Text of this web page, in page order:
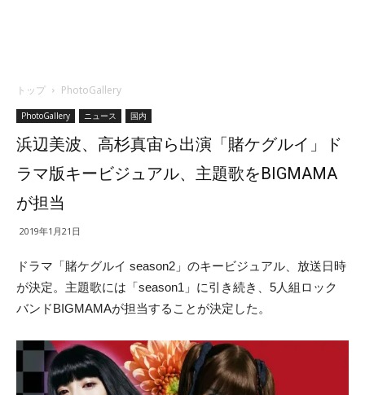
トップ PhotoGallery
PhotoGallery ニュース 国内
浜辺美波、高杉真宙ら出演「賭ケグルイ」ド
ラマ版キービジュアル、主題歌をBIGMAMA
が担当
2019年1月21日
ドラマ「賭ケグルイ season2」のキービジュアル、放送日時
が決定。主題歌には「season1」に引き続き、5人組ロック
バンドBIGMAMAが担当することが決定した。